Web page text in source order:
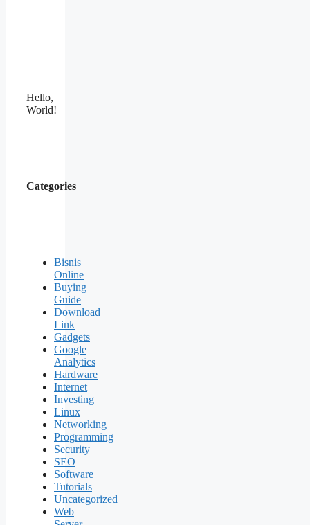
Hello,
World!
Categories
Bisnis
Online
Buying
Guide
Download
Link
Gadgets
Google
Analytics
Hardware
Internet
Investing
Linux
Networking
Programming
Security
SEO
Software
Tutorials
Uncategorized
Web